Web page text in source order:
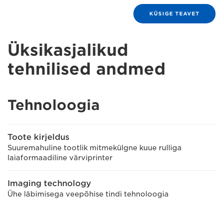
KÜSIGE TEAVET
Üksikasjalikud
tehnilised andmed
Tehnoloogia
Toote kirjeldus
Suuremahuline tootlik mitmekülgne kuue rulliga
laiaformaadiline värviprinter
Imaging technology
Ühe läbimisega veepõhise tindi tehnoloogia